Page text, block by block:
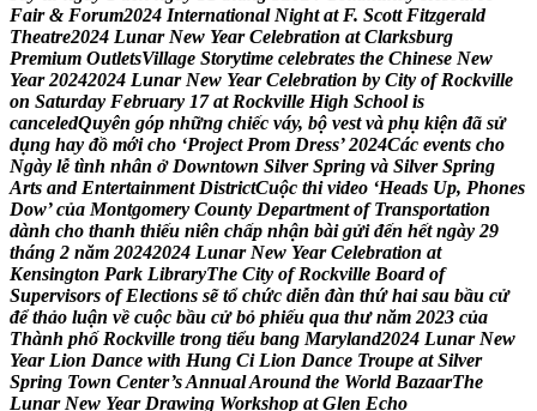
Fair & Forum2024 International Night at F. Scott Fitzgerald
Theatre2024 Lunar New Year Celebration at Clarksburg
Premium OutletsVillage Storytime celebrates the Chinese New
Year 20242024 Lunar New Year Celebration by City of Rockville
on Saturday February 17 at Rockville High School is
canceledQuyên góp những chiếc váy, bộ vest và phụ kiện đã sử
dụng hay đồ mới cho ‘Project Prom Dress’ 2024Các events cho
Ngày lễ tình nhân ở Downtown Silver Spring và Silver Spring
Arts and Entertainment DistrictCuộc thi video ‘Heads Up, Phones
Dow’ của Montgomery County Department of Transportation
dành cho thanh thiếu niên chấp nhận bài gửi đến hết ngày 29
tháng 2 năm 20242024 Lunar New Year Celebration at
Kensington Park LibraryThe City of Rockville Board of
Supervisors of Elections sẽ tổ chức diễn đàn thứ hai sau bầu cử
để thảo luận về cuộc bầu cử bỏ phiếu qua thư năm 2023 của
Thành phố Rockville trong tiểu bang Maryland2024 Lunar New
Year Lion Dance with Hung Ci Lion Dance Troupe at Silver
Spring Town Center’sAnnualAround the World BazaarThe
Lunar New Year Drawing Workshop at Glen Echo